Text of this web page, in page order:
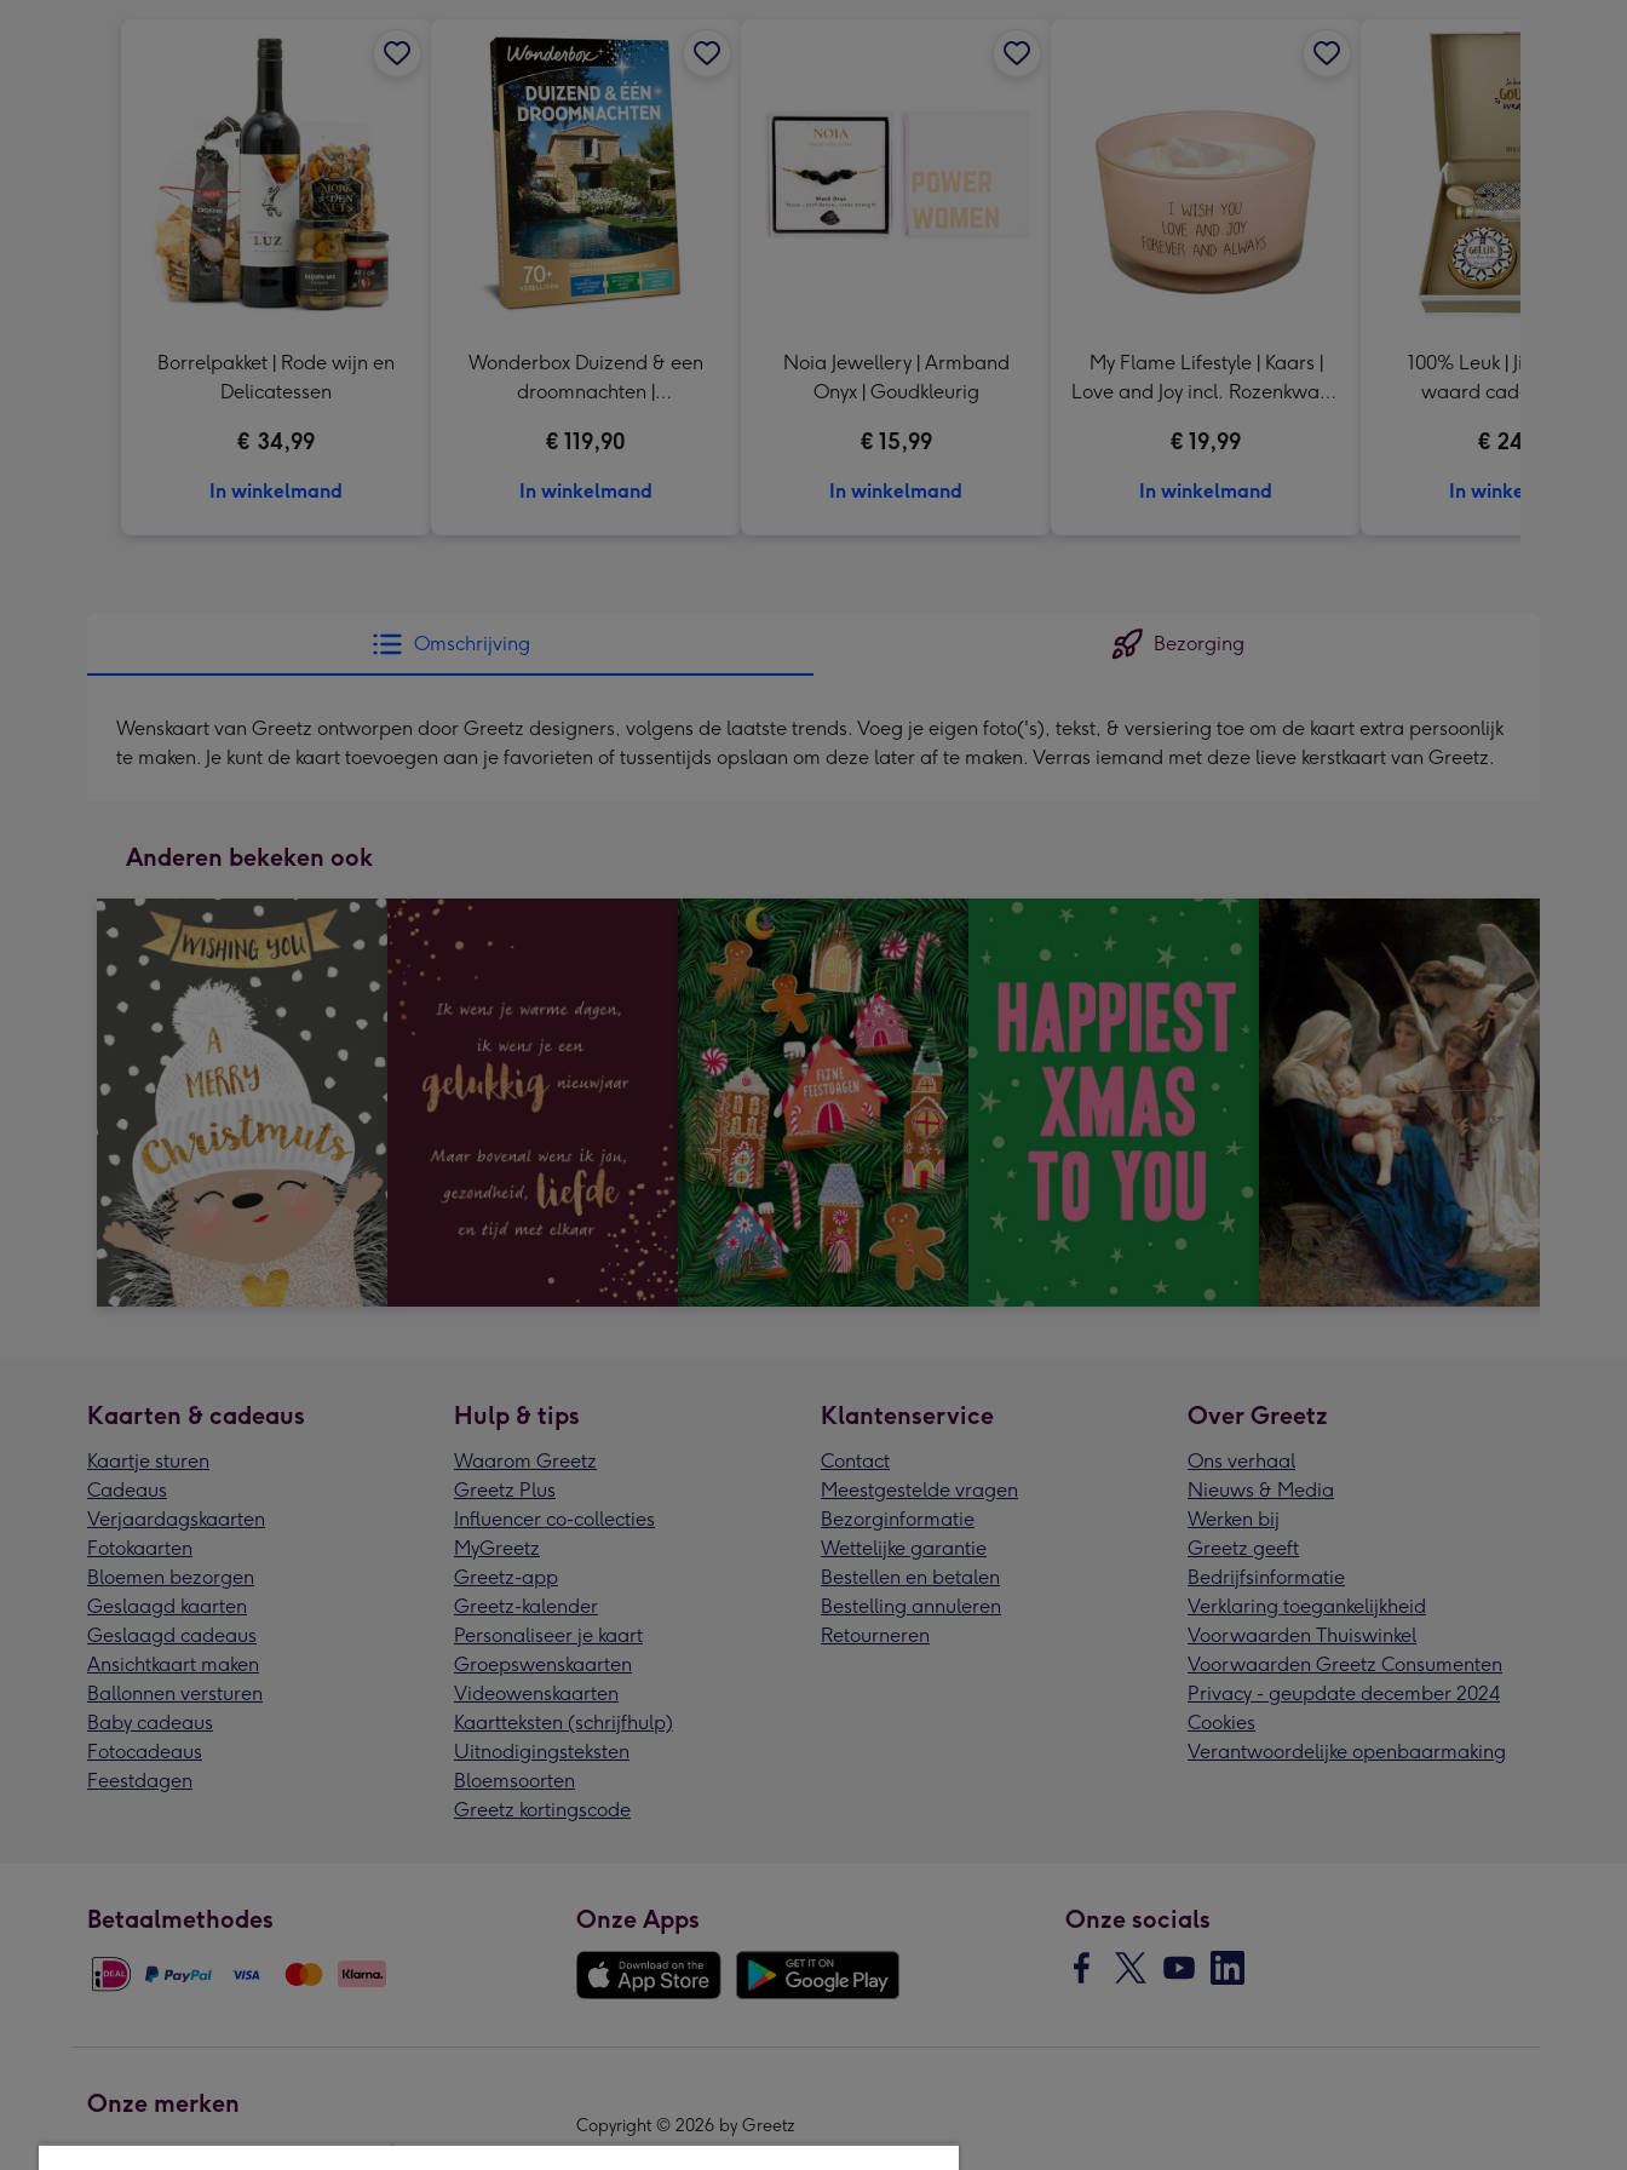
Borrelpakket | Rode wijn en
Delicatessen
€ 34,99
In winkelmand
Wonderbox Duizend & een
droomnachten |
€ 119,90
In winkelmand
Noia Jewellery | Armband
Onyx | Goudkleurig
€ 15,99
In winkelmand
My Flame Lifestyle | Kaars |
Love and Joy incl. Rozenkwarts
€ 19,99
In winkelmand
100% Leuk | Jij bent goud
waard cadeaupakket
€ 24,99
In winkelmand
Omschrijving Bezorging
Wenskaart van Greetz ontworpen door Greetz designers, volgens de laatste trends. Voeg je eigen foto('s), tekst, & versiering toe om de kaart extra persoonlijk
te maken. Je kunt de kaart toevoegen aan je favorieten of tussentijds opslaan om deze later af te maken. Verras iemand met deze lieve kerstkaart van Greetz.
Anderen bekeken ook
Kaarten & cadeaus
Kaartje sturen
Cadeaus
Verjaardagskaarten
Fotokaarten
Bloemen bezorgen
Geslaagd kaarten
Geslaagd cadeaus
Ansichtkaart maken
Ballonnen versturen
Baby cadeaus
Fotocadeaus
Feestdagen
Hulp & tips
Waarom Greetz
Greetz Plus
Influencer co-collecties
MyGreetz
Greetz-app
Greetz-kalender
Personaliseer je kaart
Groepswenskaarten
Videowenskaarten
Kaartteksten (schrijfhulp)
Uitnodigingsteksten
Bloemsoorten
Greetz kortingscode
Klantenservice
Contact
Meestgestelde vragen
Bezorginformatie
Wettelijke garantie
Bestellen en betalen
Bestelling annuleren
Retourneren
Over Greetz
Ons verhaal
Nieuws & Media
Werken bij
Greetz geeft
Bedrijfsinformatie
Verklaring toegankelijkheid
Voorwaarden Thuiswinkel
Voorwaarden Greetz Consumenten
Privacy - geupdate december 2024
Cookies
Verantwoordelijke openbaarmaking
Betaalmethodes Onze Apps Onze socials
Onze merken
Copyright © 2026 by Greetz